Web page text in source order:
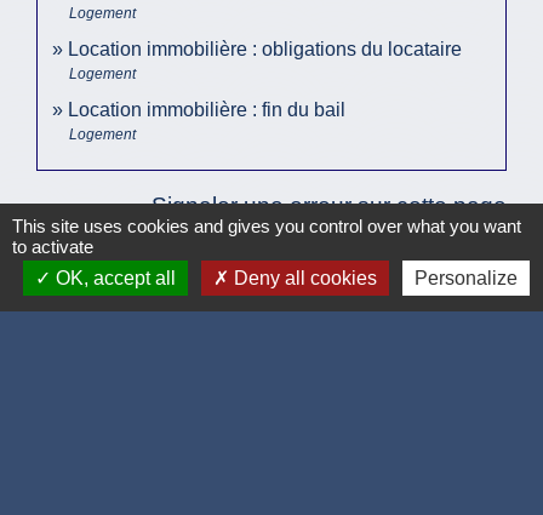
Logement
Location immobilière : obligations du locataire
Logement
Location immobilière : fin du bail
Logement
Signaler une erreur sur cette page
This site uses cookies and gives you control over what you want
to activate
OK, accept all
Deny all cookies Personalize